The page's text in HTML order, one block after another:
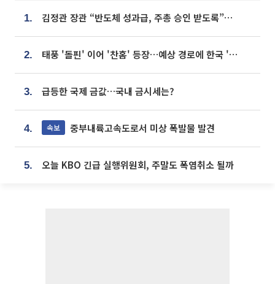
1. 김정관 장관 “반도체 성과급, 주총 승인 받도록”…상법·자본시장법 개정 시사
2. 태풍 '돌핀' 이어 '찬홈' 등장…예상 경로에 한국 '한숨'
3. 급등한 국제 금값…국내 금시세는?
4. 속보 중부내륙고속도로서 미상 폭발물 발견
5. 오늘 KBO 긴급 실행위원회, 주말도 폭염취소 될까